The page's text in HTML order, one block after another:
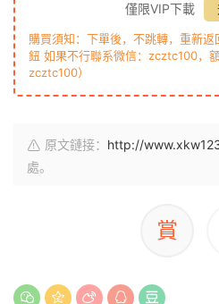
僅限VIP下載
購買須知：下單後，不跳轉，重新
鈕 如果不行聯系微信：zcztc100，
zcztc100）
原文鏈接： http://
處。
賞